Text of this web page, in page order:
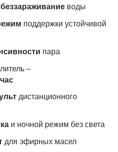
воды
поддержки устойчивой
пара
–
дистанционного
и ночной режим без света
для эфирных масел